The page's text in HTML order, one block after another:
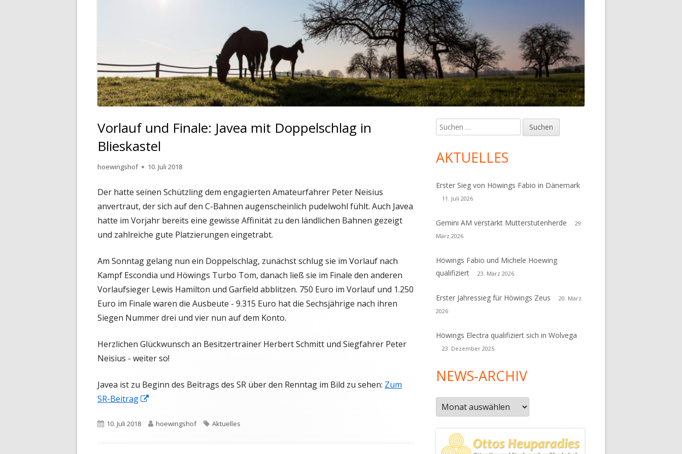
Vorlauf und Finale: Javea mit Doppelschlag in
Blieskastel
Autor
hoewingshof
Veröffentlicht
10. Juli 2018
Der hatte seinen Schützling dem engagierten Amateurfahrer Peter Neisius
anvertraut, der sich auf den C-Bahnen augenscheinlich pudelwohl fühlt. Auch Javea
hatte im Vorjahr bereits eine gewisse Affinität zu den ländlichen Bahnen gezeigt
und zahlreiche gute Platzierungen eingetrabt.
Am Sonntag gelang nun ein Doppelschlag, zunächst schlug sie im Vorlauf nach
Kampf Escondia und Höwings Turbo Tom, danach ließ sie im Finale den anderen
Vorlaufsieger Lewis Hamilton und Garfield abblitzen. 750 Euro im Vorlauf und 1.250
Euro im Finale waren die Ausbeute - 9.315 Euro hat die Sechsjährige nach ihren
Siegen Nummer drei und vier nun auf dem Konto.
Herzlichen Glückwunsch an Besitzertrainer Herbert Schmitt und Siegfahrer Peter
Neisius - weiter so!
Javea ist zu Beginn des Beitrags des SR über den Renntag im Bild zu sehen: Zum
SR-Beitrag
Fenster
Veröffentlicht
10. Juli 2018 Autor
hoewingshof Schlagwörter
Aktuelles
Haupt-
Seitenleiste
Suchen
nach:
AKTUELLES
Erster Sieg von Höwings Fabio in Dänemark
11. Juli 2026
Gemini AM verstärkt Mutterstutenherde
29.
März 2026
Höwings Fabio und Michele Hoewing
qualifiziert
23. März 2026
Erster Jahressieg für Höwings Zeus
20. März
2026
Höwings Electra qualifiziert sich in Wolvega
23. Dezember 2025
NEWS-ARCHIV
News-
Archiv